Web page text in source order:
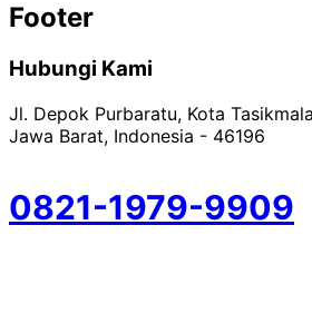
Footer
Hubungi Kami
Jl. Depok Purbaratu, Kota
Jawa Barat, Indonesia - 46196
0821-1979-9909